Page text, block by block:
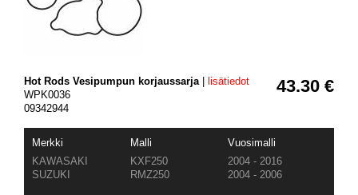
43.30 €
Hot Rods Vesipumpun korjaussarja|
lisätiedot
WPK0036
09342944
Merkki Malli
Vuosimalli
KAWASAKI
KXF250
2004 - 2016
SUZUKI
RMZ250 2004 - 2006